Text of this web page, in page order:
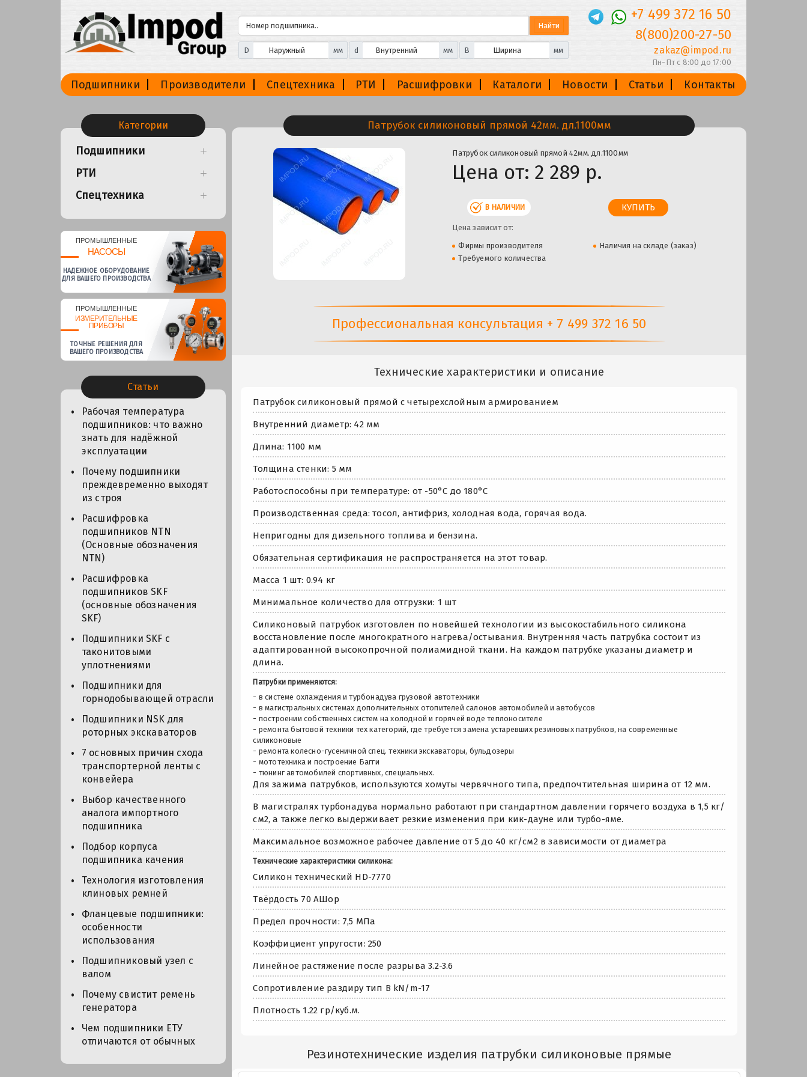
D мм d мм B мм
+7 499 372 16 50
8(800)200-27-50
zakaz@impod.ru
Пн-Пт с 8:00 до 17:00
Подшипники Производители Спецтехника РТИ Расшифровки Каталоги Новости Статьи Контакты
Категории
Подшипники
РТИ
Спецтехника
ПРОМЫШЛЕННЫЕ
НАСОСЫ
НАДЕЖНОЕ ОБОРУДОВАНИЕ
ДЛЯ ВАШЕГО ПРОИЗВОДСТВА
ПРОМЫШЛЕННЫЕ
ИЗМЕРИТЕЛЬНЫЕ
ПРИБОРЫ
ТОЧНЫЕ РЕШЕНИЯ ДЛЯ
ВАШЕГО ПРОИЗВОДСТВА
Статьи
Рабочая температура
подшипников: что важно
знать для надёжной
эксплуатации
Почему подшипники
преждевременно выходят
из строя
Расшифровка
подшипников NTN
(Основные обозначения
NTN)
Расшифровка
подшипников SKF
(основные обозначения
SKF)
Подшипники SKF с
таконитовыми
уплотнениями
Подшипники для
горнодобывающей отрасли
Подшипники NSK для
роторных экскаваторов
7 основных причин схода
транспортерной ленты с
конвейера
Выбор качественного
аналога импортного
подшипника
Подбор корпуса
подшипника качения
Технология изготовления
клиновых ремней
Фланцевые подшипники:
особенности
использования
Подшипниковый узел с
валом
Почему свистит ремень
генератора
Чем подшипники ЕТУ
отличаются от обычных
Патрубок силиконовый прямой 42мм. дл.1100мм
Патрубок силиконовый прямой 42мм. дл.1100мм
Цена от: 2 289 р.
В НАЛИЧИИ
Цена зависит от:
Фирмы производителя
Наличия на складе (заказ)
Требуемого количества
Профессиональная консультация + 7 499 372 16 50
Технические характеристики и описание
Патрубок силиконовый прямой с четырехслойным армированием
Внутренний диаметр: 42 мм
Длина: 1100 мм
Толщина стенки: 5 мм
Работоспособны при температуре: от -50°С до 180°С
Производственная среда: тосол, антифриз, холодная вода, горячая вода.
Непригодны для дизельного топлива и бензина.
Обязательная сертификация не распространяется на этот товар.
Масса 1 шт: 0.94 кг
Минимальное количество для отгрузки: 1 шт
Силиконовый патрубок изготовлен по новейшей технологии из высокостабильного силикона
восстановление после многократного нагрева/остывания. Внутренняя часть патрубка состоит из
адаптированной высокопрочной полиамидной ткани. На каждом патрубке указаны диаметр и
длина.
Патрубки применяются:
- в системе охлаждения и турбонадува грузовой автотехники
- в магистральных системах дополнительных отопителей салонов автомобилей и автобусов
- построении собственных систем на холодной и горячей воде теплоносителе
- ремонта бытовой техники тех категорий, где требуется замена устаревших резиновых патрубков, на современные
силиконовые
- ремонта колесно-гусеничной спец. техники экскаваторы, бульдозеры
- мототехника и построение Багги
- тюнинг автомобилей спортивных, специальных.
Для зажима патрубков, используются хомуты червячного типа, предпочтительная ширина от 12 мм.
В магистралях турбонадува нормально работают при стандартном давлении горячего воздуха в 1,5 кг/
см2, а также легко выдерживает резкие изменения при кик-дауне или турбо-яме.
Максимальное возможное рабочее давление от 5 до 40 кг/см2 в зависимости от диаметра
Технические характеристики силикона:
Силикон технический HD-7770
Твёрдость 70 АШор
Предел прочности: 7,5 МПа
Коэффициент упругости: 250
Линейное растяжение после разрыва 3.2-3.6
Сопротивление раздиру тип В kN/m-17
Плотность 1.22 гр/куб.м.
Резинотехнические изделия патрубки силиконовые прямые